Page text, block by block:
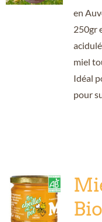
en
250gr
miel
Idéal
pour
Bio